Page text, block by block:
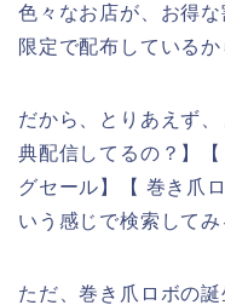
色々なお店が、お得
限定で配布しているか
だから、とりあえず
典配信してるの？】
グセール】【 巻き爪
いう感じで検索してみ
ただ、巻き爪ロボの